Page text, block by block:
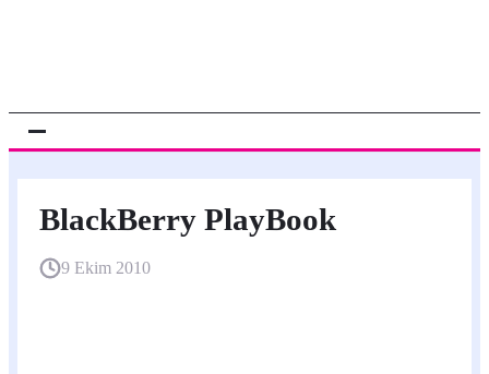
BlackBerry PlayBook
9 Ekim 2010